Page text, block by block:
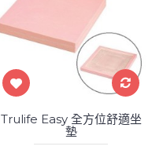
Trulife Easy 全方位舒適坐
墊